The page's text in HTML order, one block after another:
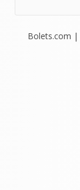
Bolets.com |